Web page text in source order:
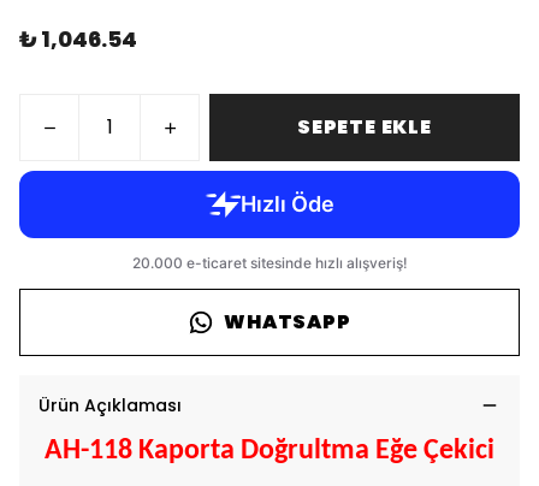
₺ 1,046.54
SEPETE EKLE
WHATSAPP
Ürün Açıklaması
AH-118 Kaporta Doğrultma Eğe Çekici